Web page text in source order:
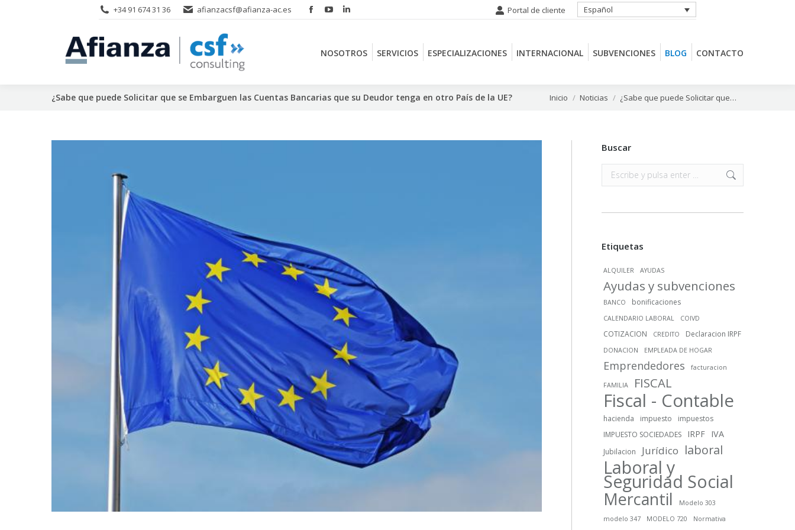
+34 91 674 31 36 afianzacsf@afianza-ac.es
Facebook
opens
window
YouTube
opens
window
Linkedin
opens
window
Portal de cliente Español
NOSOTROS SERVICIOS ESPECIALIZACIONES INTERNACIONAL SUBVENCIONES BLOG CONTACTO
¿Sabe que puede Solicitar que se Embarguen las Cuentas Bancarias que su Deudor tenga en otro País de la UE? Estás aquí:
Inicio Noticias ¿Sabe que puede Solicitar que…
Buscar
Buscar:
Etiquetas
ALQUILER AYUDAS
Ayudas y subvenciones
BANCO bonificaciones
CALENDARIO LABORAL COIVD
COTIZACION CREDITO Declaracion IRPF
DONACION EMPLEADA DE HOGAR
Emprendedores facturacion
FAMILIA FISCAL
Fiscal - Contable
hacienda impuesto
impuestos
IMPUESTO SOCIEDADES
IRPF IVA
Jubilacion Jurídico laboral
Laboral y
Seguridad Social
Mercantil
Modelo 303
modelo 347
MODELO 720 Normativa